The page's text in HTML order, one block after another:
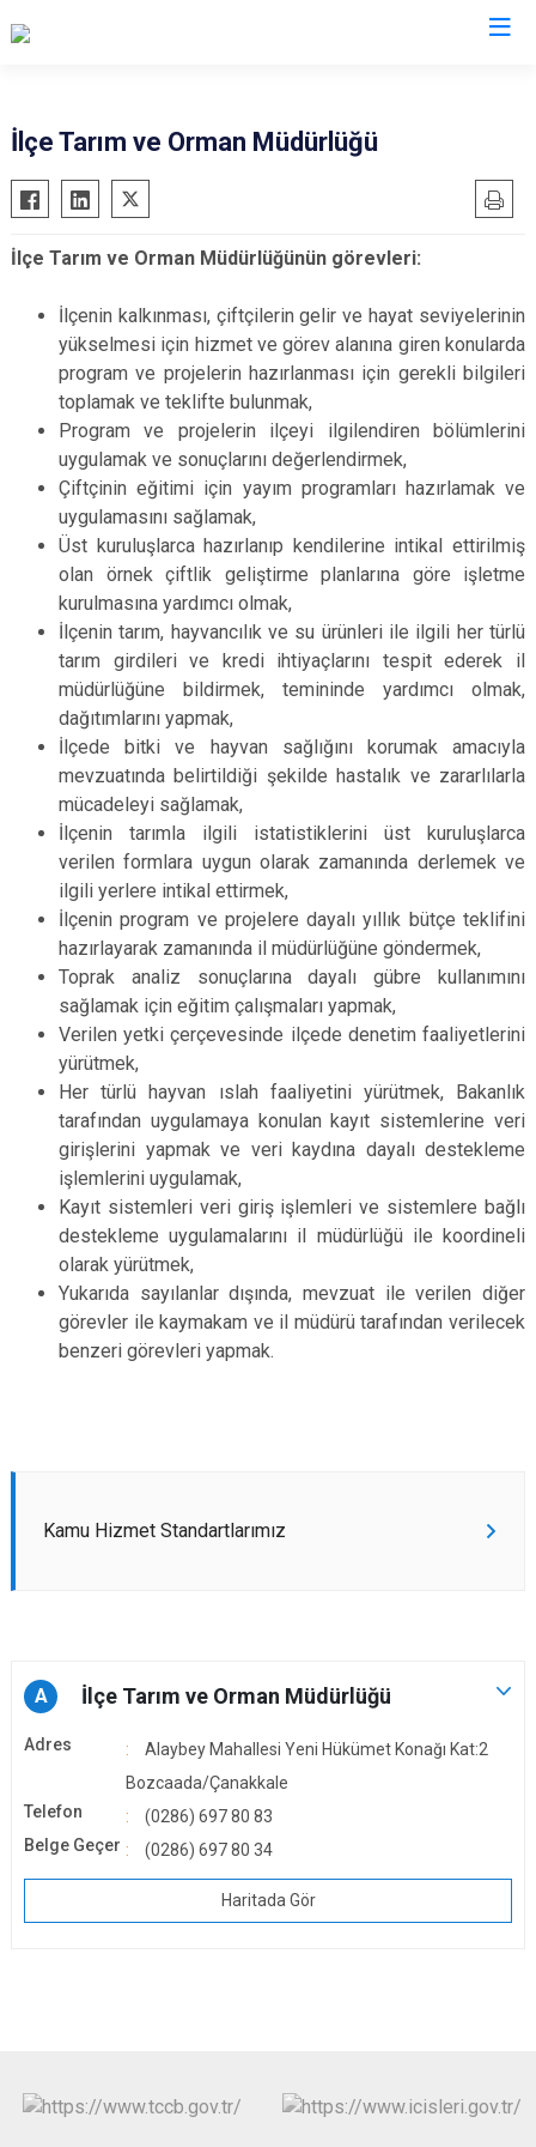
Ayvacık
Bayramiç
Biga
Bozcaada
Eceabat
Gökçeada
Yenice
İlçe Tarım ve Orman Müdürlüğü
İlçe Tarım ve Orman Müdürlüğünün görevleri:
İlçenin kalkınması, çiftçilerin gelir ve hayat seviyelerinin
yükselmesi için hizmet ve görev alanına giren konularda
program ve projelerin hazırlanması için gerekli bilgileri
toplamak ve teklifte bulunmak,
Program ve projelerin ilçeyi ilgilendiren bölümlerini
uygulamak ve sonuçlarını değerlendirmek,
Çiftçinin eğitimi için yayım programları hazırlamak ve
uygulamasını sağlamak,
Üst kuruluşlarca hazırlanıp kendilerine intikal ettirilmiş
olan örnek çiftlik geliştirme planlarına göre işletme
kurulmasına yardımcı olmak,
İlçenin tarım, hayvancılık ve su ürünleri ile ilgili her türlü
tarım girdileri ve kredi ihtiyaçlarını tespit ederek il
müdürlüğüne bildirmek, temininde yardımcı olmak,
dağıtımlarını yapmak,
İlçede bitki ve hayvan sağlığını korumak amacıyla
mevzuatında belirtildiği şekilde hastalık ve zararlılarla
mücadeleyi sağlamak,
İlçenin tarımla ilgili istatistiklerini üst kuruluşlarca
verilen formlara uygun olarak zamanında derlemek ve
ilgili yerlere intikal ettirmek,
İlçenin program ve projelere dayalı yıllık bütçe teklifini
hazırlayarak zamanında il müdürlüğüne göndermek,
Toprak analiz sonuçlarına dayalı gübre kullanımını
sağlamak için eğitim çalışmaları yapmak,
Verilen yetki çerçevesinde ilçede denetim faaliyetlerini
yürütmek,
Her türlü hayvan ıslah faaliyetini yürütmek, Bakanlık
tarafından uygulamaya konulan kayıt sistemlerine veri
girişlerini yapmak ve veri kaydına dayalı destekleme
işlemlerini uygulamak,
Kayıt sistemleri veri giriş işlemleri ve sistemlere bağlı
destekleme uygulamalarını il müdürlüğü ile koordineli
olarak yürütmek,
Yukarıda sayılanlar dışında, mevzuat ile verilen diğer
görevler ile kaymakam ve il müdürü tarafından verilecek
benzeri görevleri yapmak.
Kamu Hizmet Standartlarımız
A İlçe Tarım ve Orman Müdürlüğü
Adres
Alaybey Mahallesi Yeni Hükümet Konağı Kat:2
Bozcaada/Çanakkale
Telefon
(0286) 697 80 83
Belge Geçer
(0286) 697 80 34
Haritada Gör